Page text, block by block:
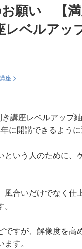
願い 【満
レベルアッ
座
講座レベルアップ
に開講できるよう
という人のために、
風合いだけでなく
ですが、解像度を高
す。